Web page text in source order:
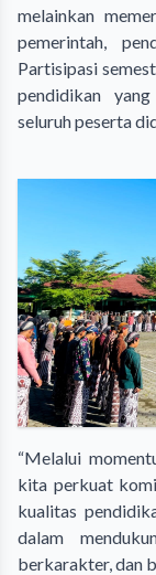
melainkan
pemerintah,
Partisipasi
pendidikan
seluruh peserta
“Melalui
kita perkuat
kualitas
dalam
berkarakter, dan